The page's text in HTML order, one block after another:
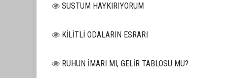
SUSTUM HAYKIRIYORUM
KİLİTLİ ODALARIN ESRARI
RUHUN İMARI MI, GELİR TABLOSU MU?